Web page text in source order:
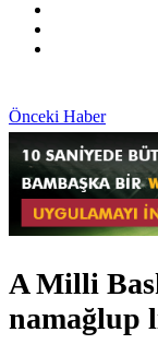
Önceki Haber
A Milli
namağlup